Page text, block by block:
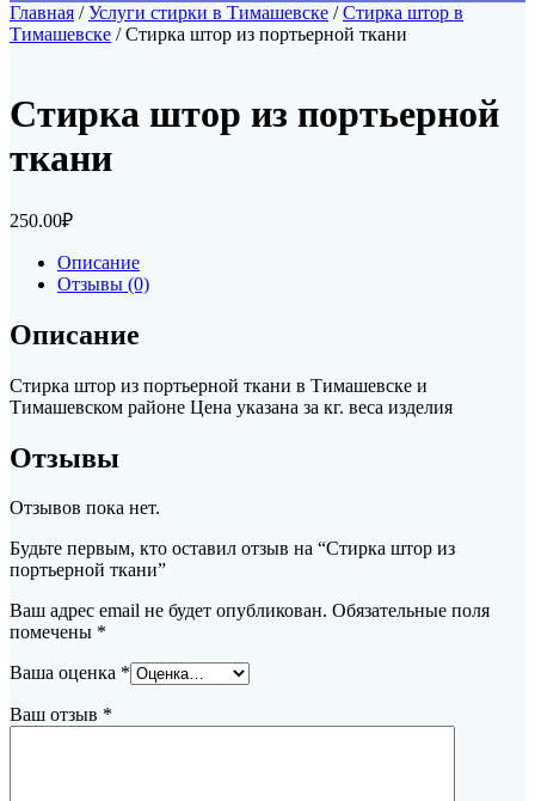
Главная /Услуги стирки в Тимашевске /Стирка штор в
Тимашевске / Стирка штор из портьерной ткани
Стирка штор из портьерной
ткани
250.00₽
Описание
Отзывы (0)
Описание
Стирка штор из портьерной ткани в Тимашевске и
Тимашевском районе Цена указана за кг. веса изделия
Отзывы
Отзывов пока нет.
Будьте первым, кто оставил отзыв на “Стирка штор из
портьерной ткани”
Ваш адрес email не будет опубликован. Обязательные поля
помечены *
Ваша оценка *
Ваш отзыв *